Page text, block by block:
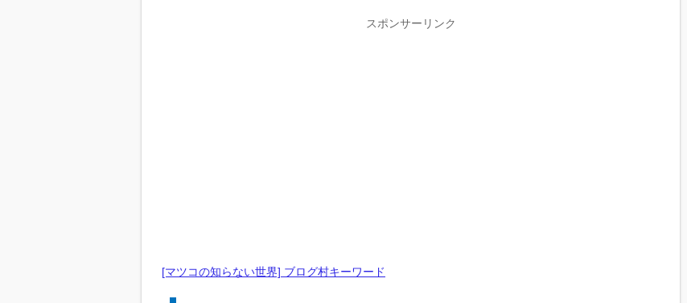
スポンサーリンク
[マツコの知らない世界] ブログ村キーワード